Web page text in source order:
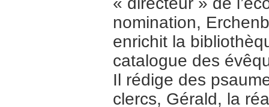
nomination,
enrichit la
catalogue des
Il rédige des
clercs, Gérald, la